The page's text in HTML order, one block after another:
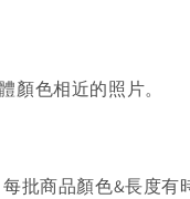
色相近的照片。
批商品顏色&長度有